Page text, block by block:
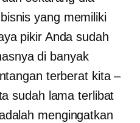
yang memiliki
pikir Anda sudah
di banyak
terberat kita –
sudah lama terlibat
mengingatkan